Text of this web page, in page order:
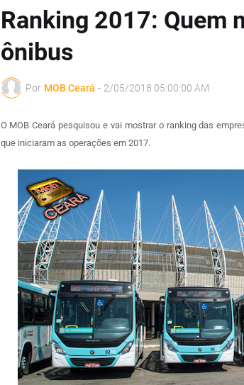
Ranking 2017: Quem
ônibus
Por MOB Ceará - 2/05/2018 05:00:00 AM
O MOB Ceará pesquisou e vai mostrar o ranking das
que iniciaram as operações em 2017.